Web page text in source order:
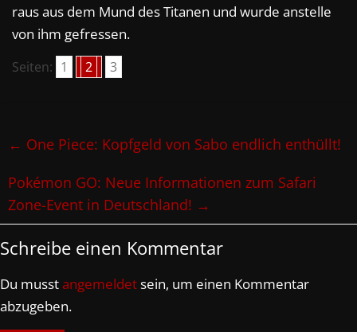
raus aus dem Mund des Titanen und wurde anstelle
von ihm gefressen.
Seiten: 1 2 3
← One Piece: Kopfgeld von Sabo endlich enthüllt!
Pokémon GO: Neue Informationen zum Safari
Zone-Event in Deutschland! →
Schreibe einen Kommentar
Du musstangemeldetsein, um einen Kommentar
abzugeben.